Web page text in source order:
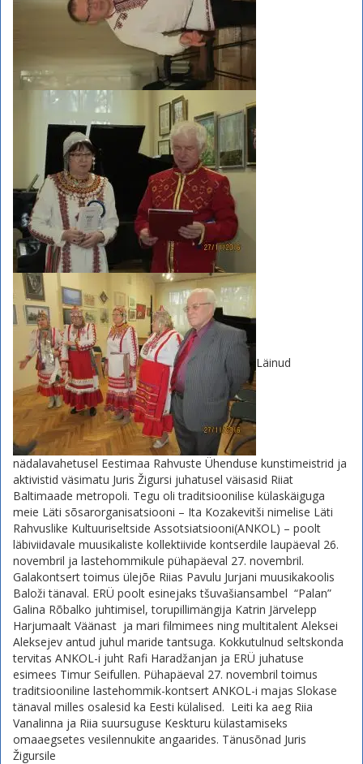
Läinud
nädalavahetusel Eestimaa Rahvuste Ühenduse kunstimeistrid ja
aktivistid väsimatu Juris Žigursi juhatusel väisasid Riiat
Baltimaade metropoli. Tegu oli traditsioonilise külaskäiguga
meie Läti sõsarorganisatsiooni – Ita Kozakevitši nimelise Läti
Rahvuslike Kultuuriseltside Assotsiatsiooni(ANKOL) – poolt
läbiviidavale muusikaliste kollektiivide kontserdile laupäeval 26.
novembril ja lastehommikule pühapäeval 27. novembril.
Galakontsert toimus ülejõe Riias Pavulu Jurjani muusikakoolis
Baloži tänaval. ERÜ poolt esinejaks tšuvašiansambel “Palan”
Galina Rõbalko juhtimisel, torupillimängija Katrin Järvelepp
Harjumaalt Väänast ja mari filmimees ning multitalent Aleksei
Aleksejev antud juhul maride tantsuga. Kokkutulnud seltskonda
tervitas ANKOL-i juht Rafi Haradžanjan ja ERÜ juhatuse
esimees Timur Seifullen. Pühapäeval 27. novembril toimus
traditsiooniline lastehommik-kontsert ANKOL-i majas Slokase
tänaval milles osalesid ka Eesti külalised. Leiti ka aeg Riia
Vanalinna ja Riia suursuguse Keskturu külastamiseks
omaaegsetes vesilennukite angaarides. Tänusõnad Juris
Žigursile